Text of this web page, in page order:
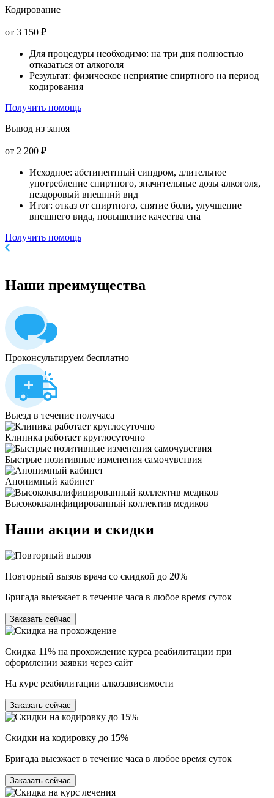
Кодирование
от 3 150 ₽
Для процедуры необходимо: на три дня полностью
отказаться от алкоголя
Результат: физическое неприятие спиртного на период
кодирования
Получить помощь
Вывод из запоя
от 2 200 ₽
Исходное: абстинентный синдром, длительное
употребление спиртного, значительные дозы алкоголя,
нездоровый внешний вид
Итог: отказ от спиртного, снятие боли, улучшение
внешнего вида, повышение качества сна
Получить помощь
Наши преимущества
Проконсультируем бесплатно
Выезд в течение получаса
Клиника работает круглосуточно
Быстрые позитивные изменения самочувствия
Анонимный кабинет
Высококвалифицированный коллектив медиков
Наши акции и скидки
Повторный вызов врача со скидкой до 20%
Бригада выезжает в течение часа в любое время суток
Заказать сейчас
Скидка 11% на прохождение курса реабилитации при
оформлении заявки через сайт
На курс реабилитации алкозависимости
Заказать сейчас
Скидки на кодировку до 15%
Бригада выезжает в течение часа в любое время суток
Заказать сейчас